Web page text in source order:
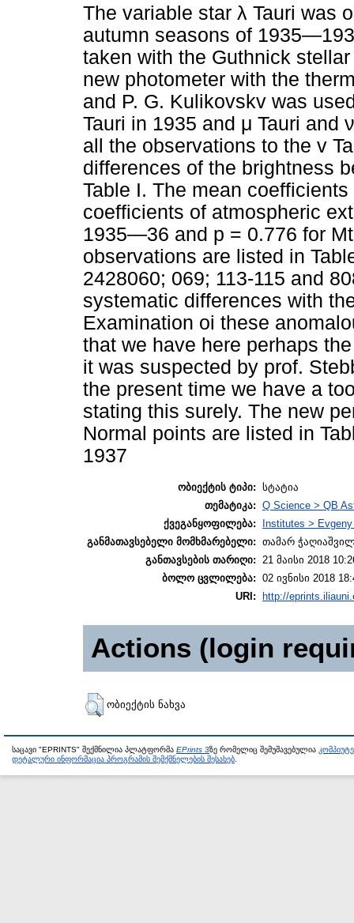
The variable star λ Tauri was
autumn seasons of
taken with the Guthnick
new photometer with the
and P. G. Kulikovskv was
Tauri in 1935 and μ Tauri
all the observations to the v
differences of the brightness
Table I. The mean
coefficients of atmospheric
1935—36 and p = 0.776 for
observations are listed in
2428060; 069; 113-115 and
systematic differences with
Examination oi these
that we have here perhaps
it was suspected by prof.
the present time we have a
stating this surely. The new
Normal points are listed in
1937
ობიექტის ტიპი: სტატია
თემატიკა: Q Science > QB
ქვეგანყოფილება:
Institutes >
განმათავსებელი მომხმარებელი: თამარ
განთავსების თარიღი:
21 მაისი 2018
ბოლო ცვლილება: 02 ივნისი 2018
URI:
http://
Actions (login
ობიექტის ნახვა
საცავი "EPRINTS" შექმნილია პლატფორმა EPrints 3ზე რომელიც შემუშავებულია
დეტალური ინფორმაცია პროგრამის შემქმნელების შესახებ